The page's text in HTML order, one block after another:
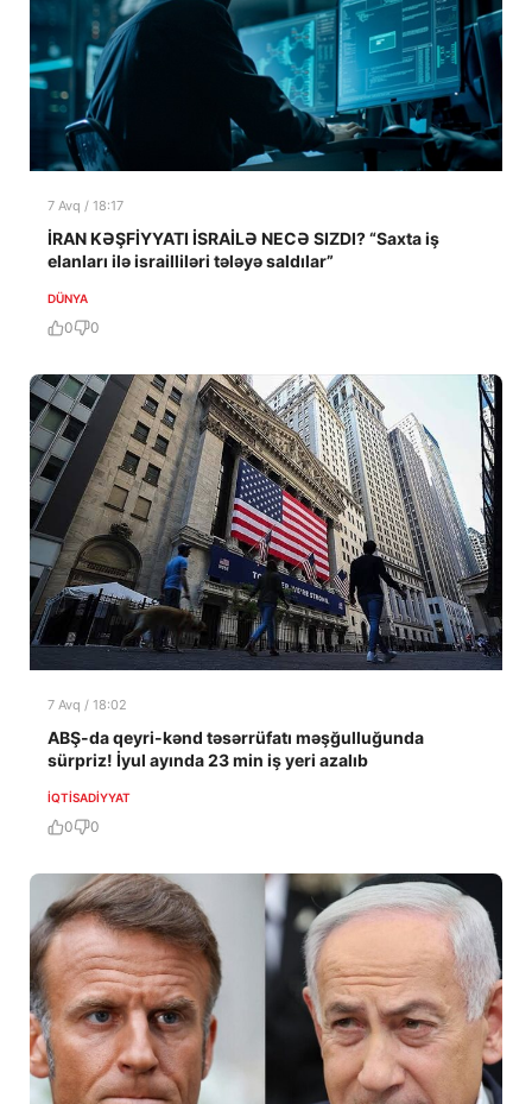
7 Avq / 18:17
İRAN KƏŞFİYYATI İSRAİLƏ NECƏ SIZDI? “Saxta iş
elanları ilə israilliləri tələyə saldılar”
DÜNYA
0 0
7 Avq / 18:02
ABŞ-da qeyri-kənd təsərrüfatı məşğulluğunda
sürpriz! İyul ayında 23 min iş yeri azalıb
İQTISADIYYAT
0 0